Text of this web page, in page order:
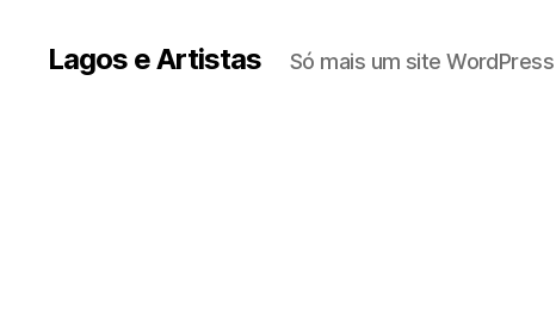
Lagos e Artistas Só mais um site WordPress